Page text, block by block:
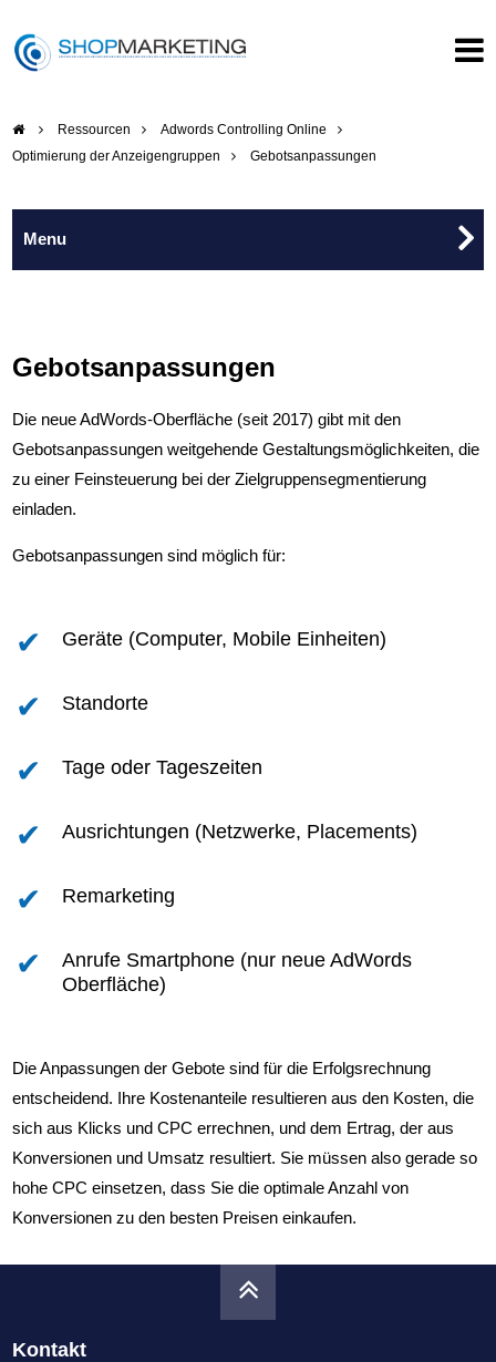
Ressourcen
Adwords Controlling Online
Optimierung der Anzeigengruppen
Gebotsanpassungen
Google Shopping
E-Books
Adwords Controlling Online
Grenzumsatz
ABC-Analyse bei der Grenzwertoptimierung –
Optimierung der Anzeigengruppen
Anzeigenerweiterungen
Anzeigenzahl optimieren
Online Marketing Kurs
Gebotsanpassungen
Die neue AdWords-Oberfläche (seit 2017) gibt mit den
Gebotsanpassungen weitge­hende Gestaltungsmöglichkeiten, die
zu einer Feinsteuerung bei der Zielgruppen­segmentierung
einladen.
Gebotsanpassungen sind möglich für:
Geräte (Computer, Mobile Einheiten)
Standorte
Tage oder Tageszeiten
Ausrichtungen (Netzwerke, Placements)
Remarketing
Anrufe Smartphone (nur neue AdWords
Oberfläche)
Die Anpassungen der Gebote sind für die Erfolgsrechnung
entscheidend. Ihre Kostenanteile resultieren aus den Kosten, die
sich aus Klicks und CPC errechnen, und dem Ertrag, der aus
Konversionen und Umsatz resultiert. Sie müssen also gerade so
hohe CPC einsetzen, dass Sie die optimale Anzahl von
Konversionen zu den besten Preisen einkaufen.
Kontakt